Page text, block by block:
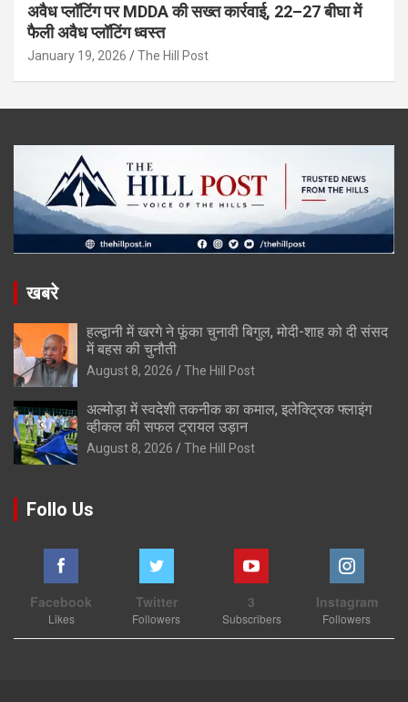
अवैध प्लॉटिंग पर MDDA की सख्त कार्रवाई, 22–27 बीघा में
फैली अवैध प्लॉटिंग ध्वस्त
January 19, 2026 The Hill Post
खबरे
हल्द्वानी में खरगे ने फूंका चुनावी बिगुल, मोदी-शाह को दी संसद
में बहस की चुनौती
August 8, 2026 The Hill Post
अल्मोड़ा में स्वदेशी तकनीक का कमाल, इलेक्ट्रिक फ्लाइंग
व्हीकल की सफल ट्रायल उड़ान
August 8, 2026 The Hill Post
Follo Us
Facebook
Likes
Twitter
Followers
3
Subscribers
Instagram
Followers